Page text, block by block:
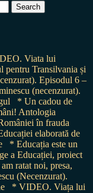
Viata lui
pentru Transilvania și
Episodul 6 –
(necenzurat).
* Un cadou de
Antologia
în frauda
elaborată de
* Educația este un
a Educației, proiect
ratat noi, presa,
(Necenzurat).
* VIDEO. Viața lui